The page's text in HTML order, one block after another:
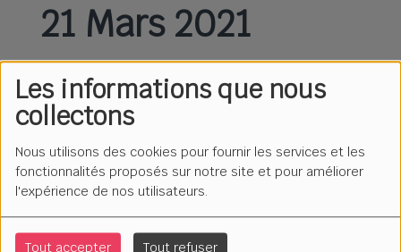
Les informations que nous
collectons
Nous utilisons des cookies pour fournir les services et les
fonctionnalités proposés sur notre site et pour améliorer
l'expérience de nos utilisateurs.
Tout accepter Tout refuser
21 Mars 2021